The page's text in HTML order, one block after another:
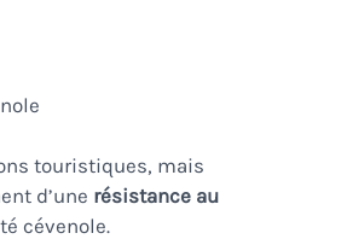
touristiques, mais
d’une résistance au
cévenole.